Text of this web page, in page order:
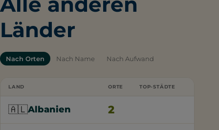
Länder
Nach Orten Nach Name Nach Aufwand
LAND ORTE TOP-STÄDTE
🇦🇱Albanien 2